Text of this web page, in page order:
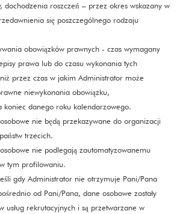
roszczeń – przez okres wskazany w
się poszczególnego rodzaju
obowiązków prawnych - czas wymagany
prawa lub do czasu wykonania tych
przez czas w jakim Administrator może
niewykonania obowiązku,
koniec danego roku kalendarzowego.
nie będą przekazywane do organizacji
trzecich.
nie podlegają zautomatyzowanemu
w tym profilowaniu.
Administrator nie otrzymuje Pani/Pana
od Pani/Pana, dane osobowe zostały
usług rekrutacyjnych i są przetwarzane w